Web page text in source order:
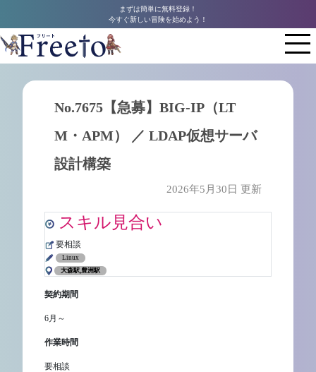
まずは簡単に無料登録！
今すぐ新しい冒険を始めよう！
No.7675【急募】BIG-IP（LT
M・APM） ／ LDAP仮想サーバ
設計構築
2026年5月30日 更新
スキル見合い
要相談
Linux
大森駅,豊洲駅
契約期間
6月～
作業時間
要相談